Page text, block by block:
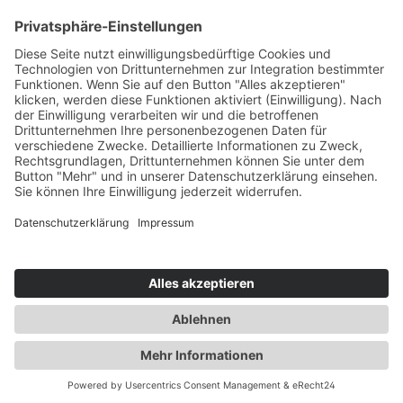
Propylenglycol (50% PG), pflanzliches
Glycerin (38% VG), demineralisiertes Wasser
(12%), Aroma Inhaltsstoffe für die Stärken:
3mg/ml, 6mg/ml, 12mg/ml & 18mg/ml
\nPropylenglycol (50% PG), pflanzliches
Glycerin (38% VG), demineralisiertes Wasser
(12%), Aroma, NikotinAuszeichnung gemäß
CLP-Verordnung (EG) Nr. 1272/2008
EUH 0 mg/ml - EUH208 Enthält Trans-hex-2-
hervorrufen. 12 mg/ml GHS07 P101 Ist
ärztlicher Rat erforderlich, Verpackung oder
Kennzeichnungsetikett bereithalten.P102
Darf nicht in die Hände von Kindern
gelangen.P270 Bei Gebrauch nicht essen,
trinken oder rauchen.P301+P312 BEI
Service-Hotline
Vertrag widerrufen
Shopservice
Alle Preise inkl. gesetzl. Mehrwertsteuer zzgl.
Versandkostenund ggf. Nachnahmegebühren, wenn nicht
Realisiert mit Shopware